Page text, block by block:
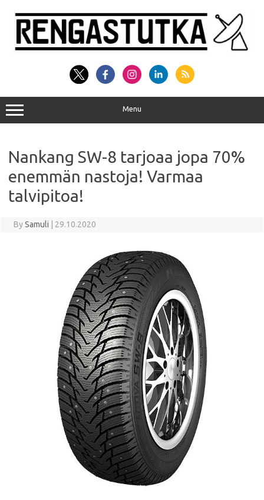
content
Menu
Nankang SW-8 tarjoaa jopa 70%
enemmän nastoja! Varmaa
talvipitoa!
BySamuli 29.10.2020